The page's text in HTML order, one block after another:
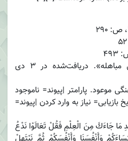
4.«تفصیل واقعه تاریخی مباهله». دریافت‌شده در ۳ دی
موعود. پارامتر |پیوند= ناموجود
بازیابی= نیاز به وارد کردن |پیوند=
جَاءَكَ مِنَ الْعِلْمِ فَقُلْ تَعَالَوْا نَدْعُ